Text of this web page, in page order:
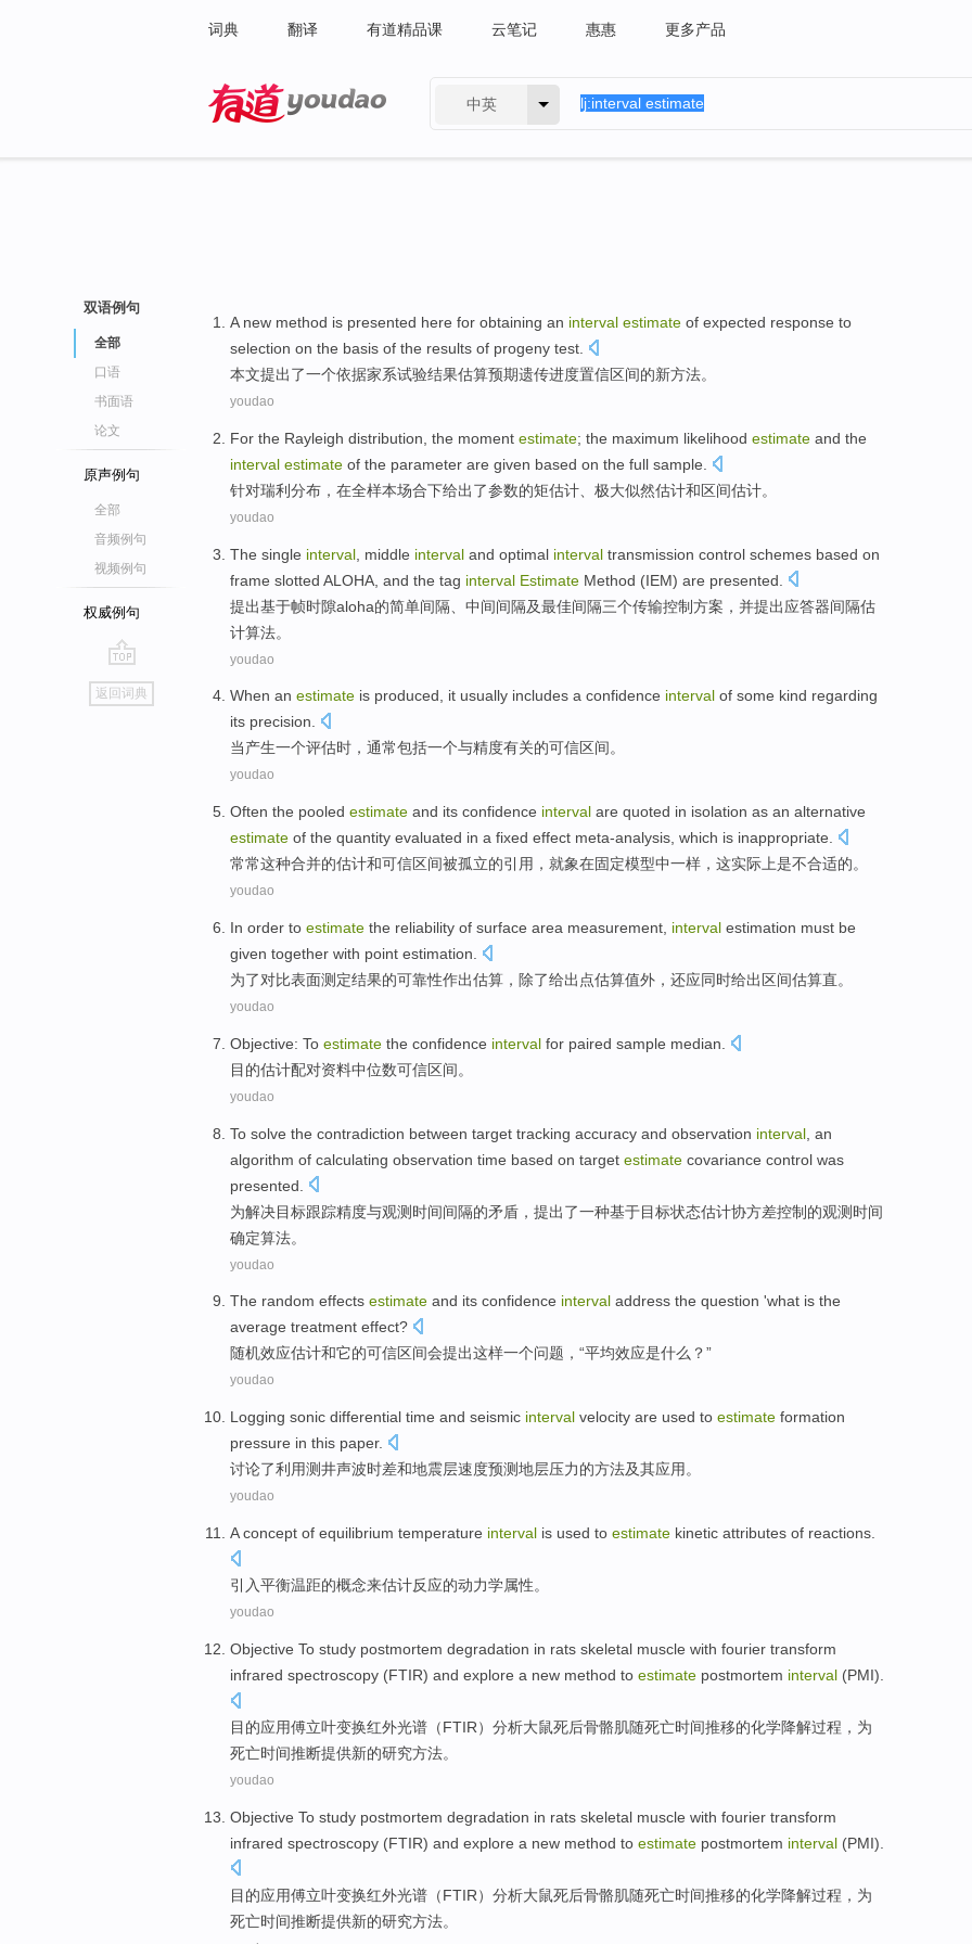
词典 翻译 有道精品课 云笔记 惠惠 更多产品
中英
双语例句
全部
口语
书面语
论文
原声例句
全部
音频例句
视频例句
权威例句
go
top
返回词典
A new method is presented here for obtaining an interval estimate of expected response to
selection on the basis of the results of progeny test
本文提出了一个依据家系试验结果估算预期遗传进度置信区间的新方法。
youdao
For the Rayleigh distribution , the moment estimate; the maximum likelihood estimate and the
interval estimate of the parameter are given based on the full sample
针对瑞利 分布 ， 在全样本场合下给出了参数的矩估计 极大似然估计和区间估计。
youdao
The single interval middle interval and optimal interval transmission control schemes based on
frame slotted ALOHA and the tag interval Estimate Method (IEM) are presented
提出基于帧时隙aloha的简单间隔 中间间隔及最佳间隔三个传输控制方案 ， 并提出应答器间隔估
计算法。
youdao
When an estimate is produced, it usually includes a confidence interval of some kind regarding
its precision.
当产生一个评估时， 通常包括一个与精度有关的可信区间。
youdao
Often the pooled estimate and its confidence interval are quoted in isolation as an alternative
estimate of the quantity evaluated in a fixed effect meta-analysis, which is inappropriate
常常这种合并的估计和可信区间被孤立的引用，就象在固定模型中一样，这实际上是不合适的。
youdao
In order to estimate the reliability of surface area measurement interval estimation must be
given together with point estimation.
为了对比表面测定结果的可靠性作出估算 ，除了给出 点估算值外，还应同时给出 区间估算直。
youdao
Objective: To estimate the confidence interval for paired sample median
目的估计配对资料中位数可信区间。
youdao
To solve the contradiction between target tracking accuracy and observation interval an
algorithm of calculating observation time based on target estimate covariance control was
presented
为解决目标跟踪精度与观测时间间隔的矛盾 ， 提出了一种基于目标状态估计协方差控制的观测时间
确定算法。
youdao
The random effects estimate and its confidence interval address the question 'what is the
average treatment effect?
随机效应估计和它的可信区间会提出这样一个问题 ，“平均效应是什么 ？”
youdao
Logging sonic differential time and seismic interval velocity are used to estimate formation
pressure in this paper.
讨论了利用测井声波时差和地震层速度预测地层压力的方法及其应用 。
youdao
A concept of equilibrium temperature interval is used to estimate kinetic attributes of reactions.
引入平衡温距的概念来估计反应的动力学属性。
youdao
Objective To study postmortem degradation in rats skeletal muscle with fourier transform
infrared spectroscopy (FTIR) and explore a new method to estimate postmortem interval (PMI).
目的应用傅立叶变换红外光谱 （FTIR） 分析大鼠死后骨骼肌随死亡时间推移的化学降解过程 ， 为
死亡时间推断提供新的研究方法。
youdao
Objective To study postmortem degradation in rats skeletal muscle with fourier transform
infrared spectroscopy (FTIR) and explore a new method to estimate postmortem interval (PMI).
目的应用傅立叶变换红外光谱 （FTIR） 分析大鼠死后骨骼肌随死亡时间推移的化学降解过程 ， 为
死亡时间推断提供新的研究方法。